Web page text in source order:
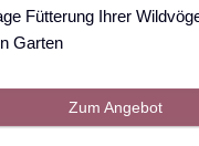
Fütterung Ihrer
Garten
Zum Angebot